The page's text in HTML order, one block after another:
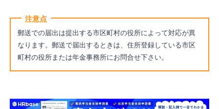
注意点
郵送での届出は提出する市区町村の役所によって対応が異
なります。郵送で届出するときは、住所登録している市区
町村の役所または年金事務所にお問合せ下さい。